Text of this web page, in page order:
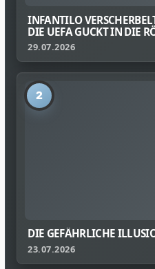
INFANTILO
IE UEFA GUCKT IN DIE
29.07.2026
2
DIE GEFÄHRLICHE
23.07.2026